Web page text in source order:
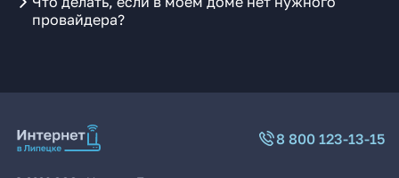
провайдера?
8 800 123-13-15